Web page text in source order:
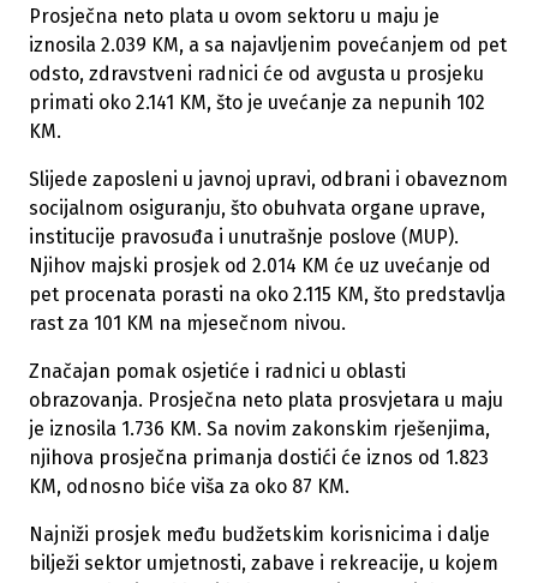
Prosječna neto plata u ovom sektoru u maju je
iznosila 2.039 KM, a sa najavljenim povećanjem od pet
odsto, zdravstveni radnici će od avgusta u prosjeku
primati oko 2.141 KM, što je uvećanje za nepunih 102
KM.
Slijede zaposleni u javnoj upravi, odbrani i obaveznom
socijalnom osiguranju, što obuhvata organe uprave,
institucije pravosuđa i unutrašnje poslove (MUP).
Njihov majski prosjek od 2.014 KM će uz uvećanje od
pet procenata porasti na oko 2.115 KM, što predstavlja
rast za 101 KM na mjesečnom nivou.
Značajan pomak osjetiće i radnici u oblasti
obrazovanja. Prosječna neto plata prosvjetara u maju
je iznosila 1.736 KM. Sa novim zakonskim rješenjima,
njihova prosječna primanja dostići će iznos od 1.823
KM, odnosno biće viša za oko 87 KM.
Najniži prosjek među budžetskim korisnicima i dalje
bilježi sektor umjetnosti, zabave i rekreacije, u kojem